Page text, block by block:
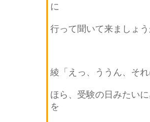
に
行って聞いて来ましょ
綾「えっ、ううん、そ
ほら、受験の日みたい
を